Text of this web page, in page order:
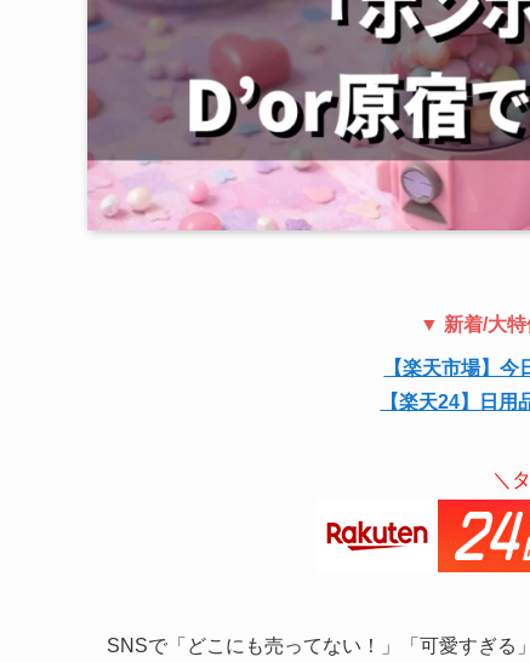
▼ 新着/大
【楽天市場】
【楽天24】日
＼
SNSで「どこにも売ってない！」「可愛すぎる